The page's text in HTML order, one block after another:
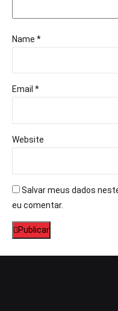
Name *
Email *
Website
Salvar meus dados
eu comentar.
Publicar